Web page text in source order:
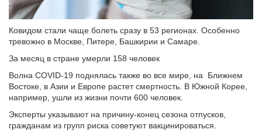
Ковидом стали чаще болеть сразу в 53 регионах. Особенно
тревожно в Москве, Питере, Башкирии и Самаре.
За месяц в стране умерли 158 человек
Волна COVID-19 поднялась также во все мире, на Ближнем
Востоке, в Азии и Европе растет смертность. В Южной Корее,
например, ушли из жизни почти 600 человек.
Эксперты указывают на причину-конец сезона отпусков,
гражданам из групп риска советуют вакцинироваться.